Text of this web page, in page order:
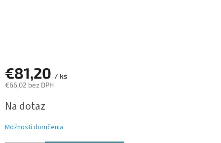
€81,20 / ks
€66,02 bez DPH
cena:
Na dotaz
Možnosti doručenia